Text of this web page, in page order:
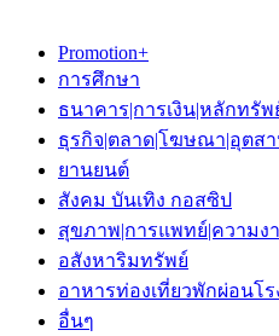
Promotion+
การศึกษา
ธนาคาร|การเงิน|หลักทรัพ
ธุรกิจ|ตลาด|โฆษณา|อุตส
ยานยนต์
สังคม บันเทิง กอสซิป
สุขภาพ|การแพทย์|ความง
อสังหาริมทรัพย์
อาหารท่องเที่ยวพักผ่อนโร
อื่นๆ